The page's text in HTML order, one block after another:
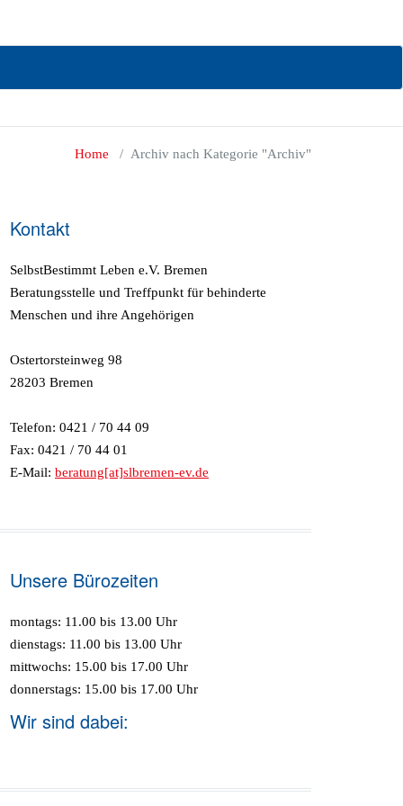
Home / Archiv nach Kategorie "Archiv"
Kontakt
SelbstBestimmt Leben e.V. Bremen
Beratungsstelle und Treffpunkt für behinderte
Menschen und ihre Angehörigen
Ostertorsteinweg 98
28203 Bremen
Telefon: 0421 / 70 44 09
Fax: 0421 / 70 44 01
E-Mail: beratung[at]slbremen-ev.de
Unsere Bürozeiten
montags: 11.00 bis 13.00 Uhr
dienstags: 11.00 bis 13.00 Uhr
mittwochs: 15.00 bis 17.00 Uhr
donnerstags: 15.00 bis 17.00 Uhr
Wir sind dabei: